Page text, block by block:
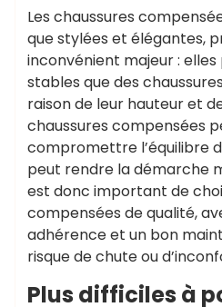
Les chaussures
que stylées et élégantes,
inconvénient majeur :
stables que des
raison de leur hauteur et
chaussures compensées
compromettre l’équilibre
peut rendre la démarche
est donc important de
compensées de qualité,
adhérence et un bon
risque de chute ou
Plus difficiles à